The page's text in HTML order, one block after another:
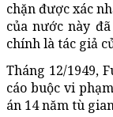
chặn được xác
của nước này
chính là tác giả
Tháng 12/1949,
cáo buộc vi
án 14 năm tù